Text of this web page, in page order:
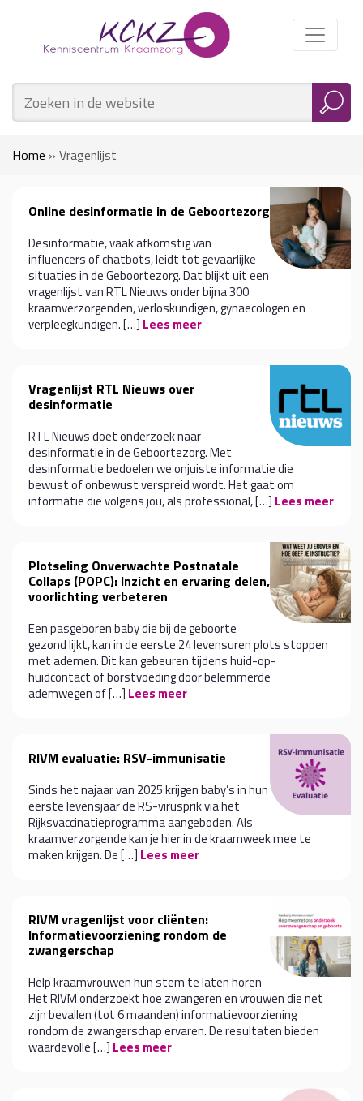
Home » Vragenlijst
Online desinformatie in de Geboortezorg
Desinformatie, vaak afkomstig van
influencers of chatbots, leidt tot gevaarlijke
situaties in de Geboortezorg. Dat blijkt uit een
vragenlijst van RTL Nieuws onder bijna 300
kraamverzorgenden, verloskundigen, gynaecologen en
verpleegkundigen. […] Lees meer
Vragenlijst RTL Nieuws over
desinformatie
RTL Nieuws doet onderzoek naar
desinformatie in de Geboortezorg. Met
desinformatie bedoelen we onjuiste informatie die
bewust of onbewust verspreid wordt. Het gaat om
informatie die volgens jou, als professional, […] Lees meer
Plotseling Onverwachte Postnatale
Collaps (POPC): Inzicht en ervaring delen,
voorlichting verbeteren
Een pasgeboren baby die bij de geboorte
gezond lijkt, kan in de eerste 24 levensuren plots stoppen
met ademen. Dit kan gebeuren tijdens huid-op-
huidcontact of borstvoeding door belemmerde
ademwegen of […] Lees meer
RIVM evaluatie: RSV-immunisatie
Sinds het najaar van 2025 krijgen baby’s in hun
eerste levensjaar de RS-virusprik via het
Rijksvaccinatieprogramma aangeboden. Als
kraamverzorgende kan je hier in de kraamweek mee te
maken krijgen. De […] Lees meer
RIVM vragenlijst voor cliënten:
Informatievoorziening rondom de
zwangerschap
Help kraamvrouwen hun stem te laten horen
Het RIVM onderzoekt hoe zwangeren en vrouwen die net
zijn bevallen (tot 6 maanden) informatievoorziening
rondom de zwangerschap ervaren. De resultaten bieden
waardevolle […] Lees meer